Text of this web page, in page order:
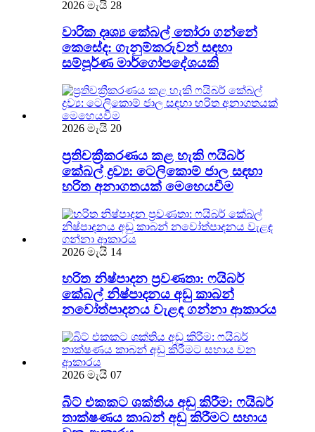
2026 මැයි 28
වාරික දෘශ්‍ය කේබල් තෝරා ගන්නේ
කෙසේද: ගැනුම්කරුවන් සඳහා
සම්පූර්ණ මාර්ගෝපදේශයකි
2026 මැයි 20
ප්‍රතිචක්‍රීකරණය කළ හැකි ෆයිබර්
කේබල් ද්‍රව්‍ය: ටෙලිකොම් ජාල සඳහා
හරිත අනාගතයක් මෙහෙයවීම
2026 මැයි 14
හරිත නිෂ්පාදන ප්‍රවණතා: ෆයිබර්
කේබල් නිෂ්පාදනය අඩු කාබන්
නවෝත්පාදනය වැළඳ ගන්නා ආකාරය
2026 මැයි 07
බිට් එකකට ශක්තිය අඩු කිරීම: ෆයිබර්
තාක්ෂණය කාබන් අඩු කිරීමට සහාය